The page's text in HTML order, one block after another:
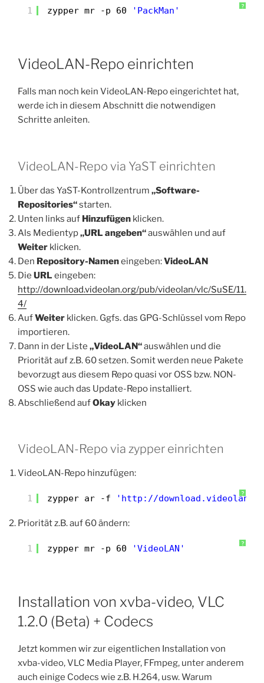
?
1 zypper mr -p 60 'PackMan'
VideoLAN-Repo einrichten
Falls man noch kein VideoLAN-Repo eingerichtet hat,
werde ich in diesem Abschnitt die notwendigen
Schritte anleiten.
VideoLAN-Repo via YaST einrichten
Über das YaST-Kontrollzentrum „Software-
Repositories“starten.
Unten links auf Hinzufügen klicken.
Als Medientyp„URL angeben“auswählen und auf
Weiter klicken.
Den Repository-Nameneingeben:VideoLAN
Die URL eingeben:
http://download.videolan.org/pub/videolan/vlc/SuSE/11.
4/
AufWeiter klicken. Ggfs. das GPG-Schlüssel vom Repo
importieren.
Dann in der Liste „VideoLAN“auswählen und die
Priorität auf z.B. 60 setzen. Somit werden neue Pakete
bevorzugt aus diesem Repo quasi vor OSS bzw. NON-
OSS wie auch das Update-Repo installiert.
Abschließend aufOkay klicken
VideoLAN-Repo via zypper einrichten
VideoLAN-Repo hinzufügen:
?
1 zypper ar -f 'http://
Priorität z.B. auf 60 ändern:
?
1 zypper mr -p 60 'VideoLAN'
Installation von xvba-video, VLC
1.2.0 (Beta) + Codecs
Jetzt kommen wir zur eigentlichen Installation von
xvba-video, VLC Media Player, FFmpeg, unter anderem
auch einige Codecs wie z.B. H.264, usw. Warum